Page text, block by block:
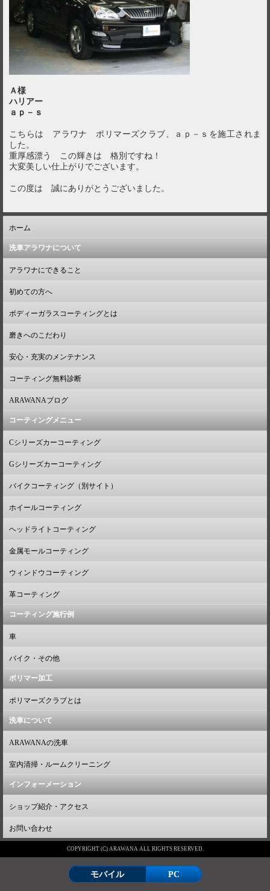
Ａ様
ハリアー
ａｐ－ｓ
こちらは アラワナ ポリマーズクラブ、ａｐ－ｓを施工されま
した。
重厚感漂う この輝きは 格別ですね！
大変美しい仕上がりでございます。
この度は 誠にありがとうございました。
ホーム
洗車アラワナについて
アラワナにできること
初めての方へ
ボディーガラスコーティングとは
磨きへのこだわり
安心・充実のメンテナンス
コーティング無料診断
ARAWANAブログ
コーティングメニュー
Cシリーズカーコーティング
Gシリーズカーコーティング
バイクコーティング（別サイト）
ホイールコーティング
ヘッドライトコーティング
金属モールコーティング
ウィンドウコーティング
革コーティング
コーティング施行例
車
バイク・その他
ポリマー加工
ポリマーズクラブとは
洗車について
ARAWANAの洗車
室内清掃・ルームクリーニング
インフォーメーション
ショップ紹介・アクセス
お問い合わせ
COPYRIGHT (C) ARAWANA ALL RIGHTS RESERVED.
モバイル PC